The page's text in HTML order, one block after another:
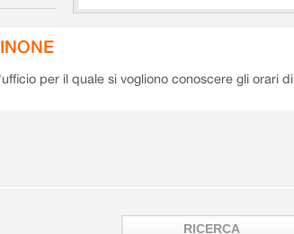
per il quale si vogliono conoscere gli orari di